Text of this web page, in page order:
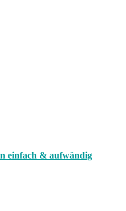
einfach & aufwändig